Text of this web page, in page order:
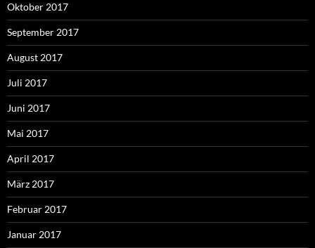
Oktober 2017
September 2017
August 2017
Juli 2017
Juni 2017
Mai 2017
April 2017
März 2017
Februar 2017
Januar 2017